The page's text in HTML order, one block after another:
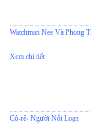
Watchman Nee Và Phong
Xem chi tiết
Cô-rê- Người Nổi Loạn